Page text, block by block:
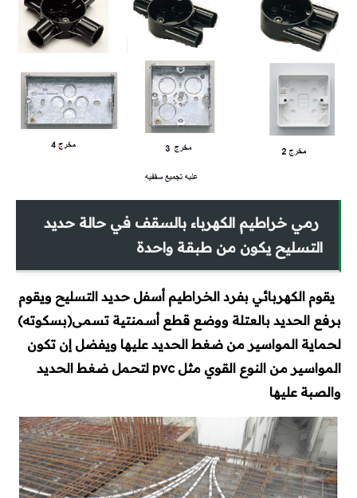
رمي خراطيم الكهرباء بالسقف في حالة حديد
التسليح يكون من طبقة واحدة
يقوم الكهربائي بفرد الخراطيم أسفل حديد التسليح ويقوم
برفع الحديد بالعتلة ووضع قطع أسمنتية تسمى(بسكوته)
لحماية المواسير من ضغط الحديد عليها ويفضل إن تكون
المواسير من النوع القوي مثل pvc
لتحمل ضغط الحديد
والصبة عليها